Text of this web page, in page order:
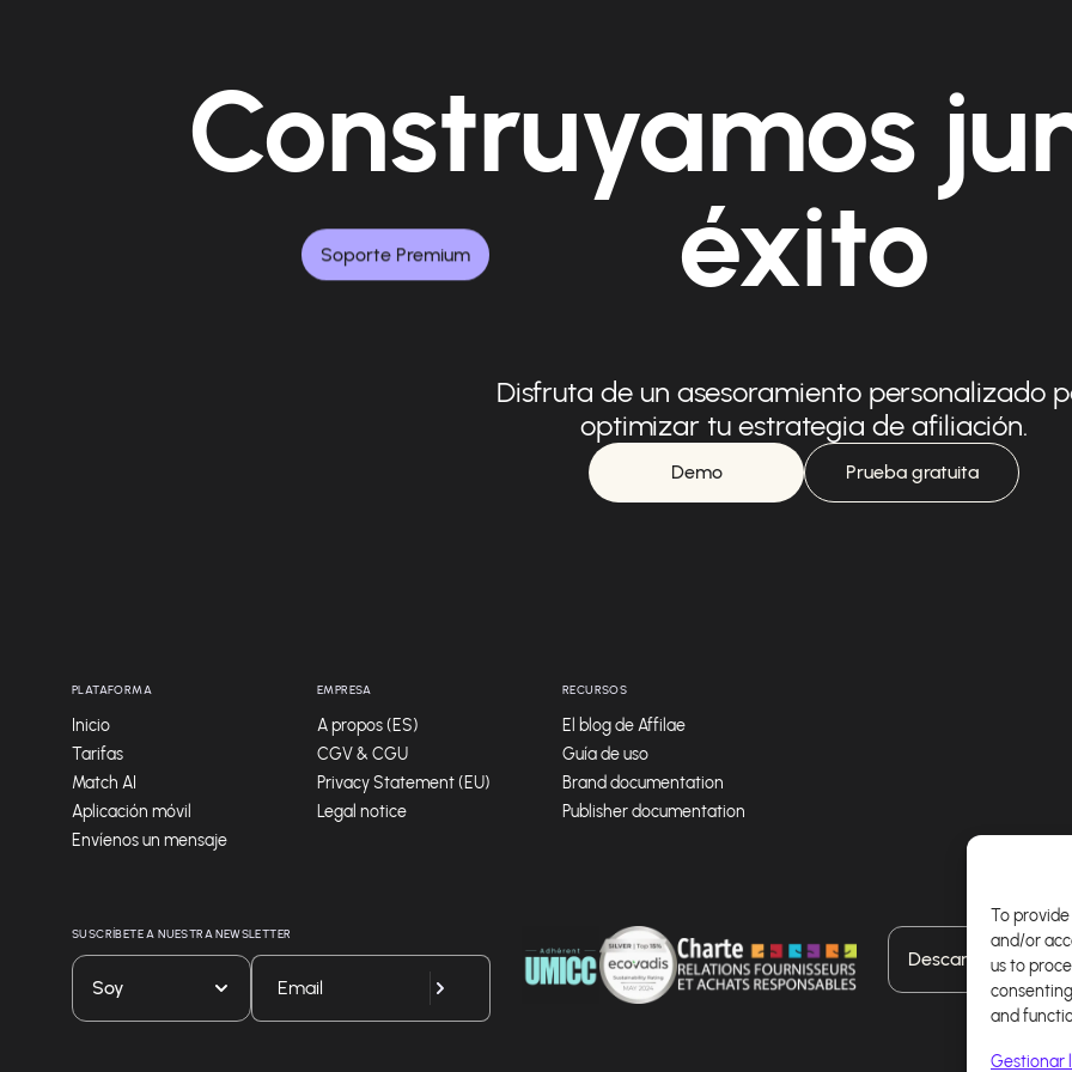
To
and/or
us to
and
Gestionar
Construyamos
éxito
Soporte Premium
Disfruta de un asesoramiento personalizado
optimizar tu estrategia de afiliación.
Demo Prueba gratuita
PLATAFORMA
Inicio
Tarifas
Match AI
Aplicación móvil
Envíenos un mensaje
EMPRESA
A propos (ES)
CGV & CGU
Privacy Statement (EU)
Legal notice
RECURSOS
El blog de Affilae
Guía de uso
Brand documentation
Publisher documentation
SUSCRÍBETE A NUESTRA NEWSLETTER
Soy
Descarga nuestra